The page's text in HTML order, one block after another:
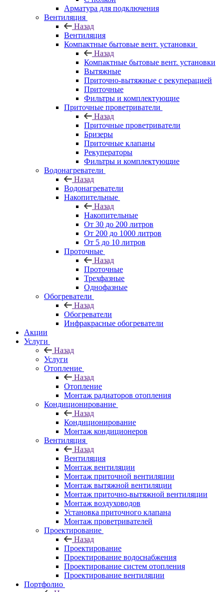
Арматура для подключения
Вентиляция
Назад
Вентиляция
Компактные бытовые вент. установки
Назад
Компактные бытовые вент. установки
Вытяжные
Приточно-вытяжные с рекуперацией
Приточные
Фильтры и комплектующие
Приточные проветриватели
Назад
Приточные проветриватели
Бризеры
Приточные клапаны
Рекуператоры
Фильтры и комплектующие
Водонагреватели
Назад
Водонагреватели
Накопительные
Назад
Накопительные
От 30 до 200 литров
От 200 до 1000 литров
От 5 до 10 литров
Проточные
Назад
Проточные
Трехфазные
Однофазные
Обогреватели
Назад
Обогреватели
Инфракрасные обогреватели
Акции
Услуги
Назад
Услуги
Отопление
Назад
Отопление
Монтаж радиаторов отопления
Кондиционирование
Назад
Кондиционирование
Монтаж кондиционеров
Вентиляция
Назад
Вентиляция
Монтаж вентиляции
Монтаж приточной вентиляции
Монтаж вытяжной вентиляции
Монтаж приточно-вытяжной вентиляции
Монтаж воздуховодов
Установка приточного клапана
Монтаж проветривателей
Проектирование
Назад
Проектирование
Проектирование водоснабжения
Проектирование систем отопления
Проектирование вентиляции
Портфолио